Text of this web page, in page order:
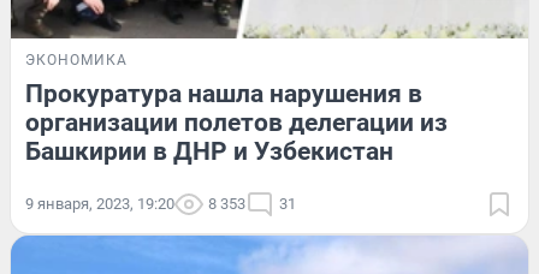
ЭКОНОМИКА
Прокуратура нашла нарушения в
организации полетов делегации из
Башкирии в ДНР и Узбекистан
9 января, 2023, 19:20 8 353 31